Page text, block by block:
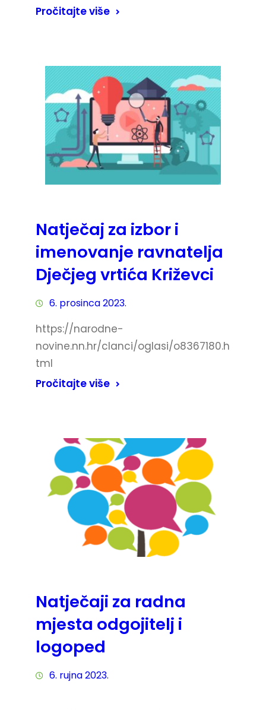
Pročitajte više
Natječaj za izbor i
imenovanje ravnatelja
Dječjeg vrtića Križevci
6. prosinca 2023.
https://narodne-
novine.nn.hr/clanci/oglasi/o8367180.h
tml
Pročitajte više
Natječaji za radna
mjesta odgojitelj i
logoped
6. rujna 2023.